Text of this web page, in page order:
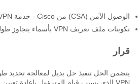
الوصول الآمن (CSA) من Cisco - خدمة VPN للوصول عن بعد
تكوينات ملف تعريف VPN بأسماء يتجاوز طولها 46 حرفا
قرار
يتضمن الحل تنفيذ حل بديل لمعالجة